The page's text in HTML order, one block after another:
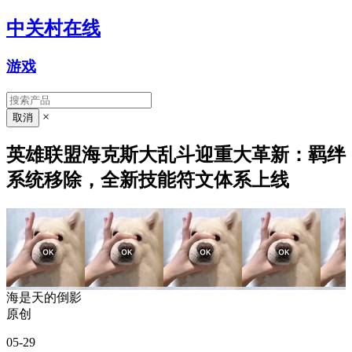
中关村在线
游戏
×
英雄联盟海克斯大乱斗迎重大革新：羁绊
系统移除，全新技能符文体系上线
海是天的倒影
原创
05-29